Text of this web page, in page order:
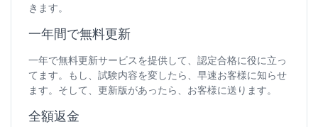
きます。
一年間で無料更新
一年で無料更新サービスを提供して、認定合格に役に立っ
てます。もし、試験内容を変したら、早速お客様に知らせ
ます。そして、更新版があったら、お客様に送ります。
全額返金